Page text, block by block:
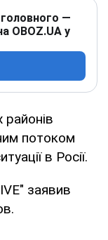
—
OBOZ.UA у
потоком
в Росії.
заявив